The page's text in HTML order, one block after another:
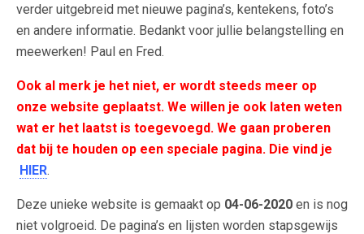
verder uitgebreid met nieuwe pagina’s, kentekens, foto’s
en andere informatie. Bedankt voor jullie belangstelling en
meewerken! Paul en Fred.
Ook al merk je het niet, er wordt steeds meer op
onze website geplaatst. We willen je ook laten weten
wat er het laatst is toegevoegd. We gaan proberen
dat bij te houden op een speciale pagina. Die vind je
HIER.
Deze unieke website is gemaakt op 04-06-2020 en is nog
niet volgroeid. De pagina’s en lijsten worden stapsgewijs